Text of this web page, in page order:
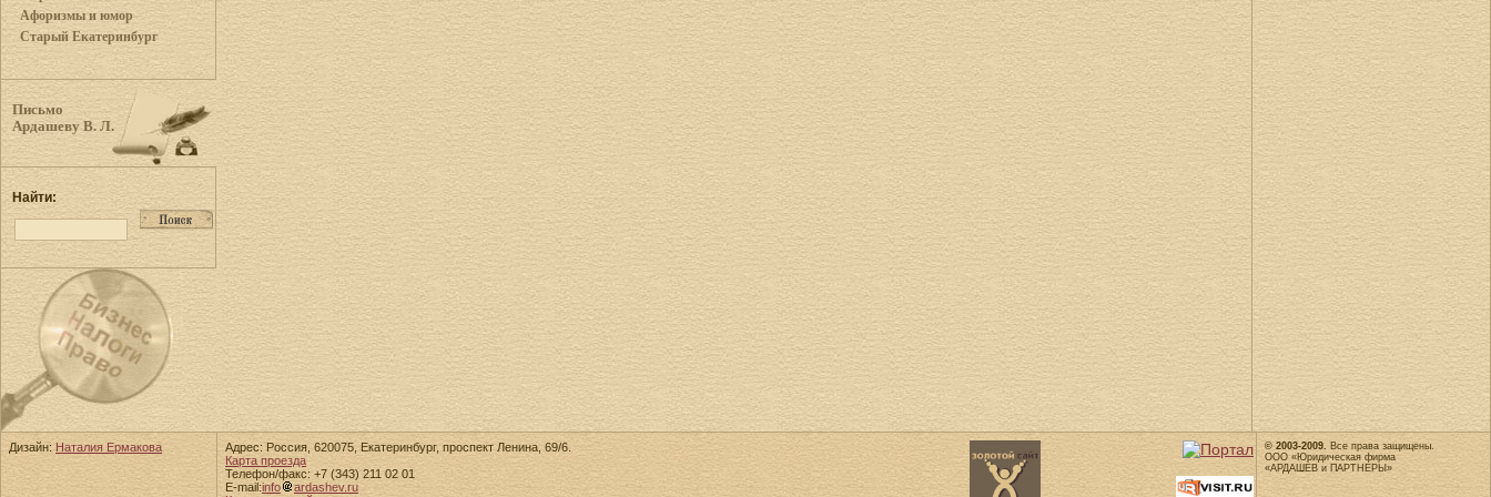
Афоризмы и юмор
Старый Екатеринбург
Письмо
Ардашеву В. Л.
Найти:
Дизайн: Наталия Ермакова
Адрес: Россия, 620075, Екатеринбург, проспект Ленина, 69/6.
Карта проезда
Телефон/факс: +7 (343) 211 02 01
E-mail:info
ardashev.ru
© 2003-2009. Все права защищены.
ООО «Юридическая фирма
«АРДАШЕВ и ПАРТНЕРЫ»